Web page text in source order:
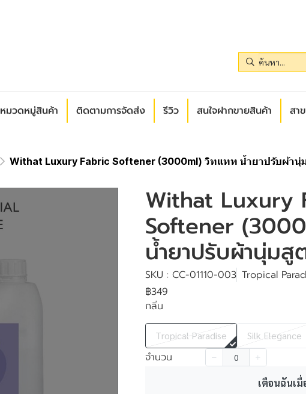
หมวดหมู่สินค้า ติดตามการจัดส่ง รีวิว สนใจฝากขายสินค้า สา
Withat Luxury Fabric Softener (3000ml) วิทแทท น้ำยาปรับผ้านุ่
Withat Luxury
Softener
น้ำยาปรับผ้านุ่มสู
SKU : CC-01110-003 Tropical
฿349
กลิ่น
Tropical Paradise Silk Elegance
จำนวน
เตือนฉันเ